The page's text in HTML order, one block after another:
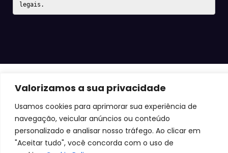
Valorizamos a sua privacidade
Usamos cookies para aprimorar sua experiência de
navegação, veicular anúncios ou conteúdo
personalizado e analisar nosso tráfego. Ao clicar em
"Aceitar tudo", você concorda com o uso de
legais.